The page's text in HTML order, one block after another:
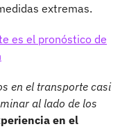
extremas.
es el pronóstico de
en el transporte casi
al lado de los
en el